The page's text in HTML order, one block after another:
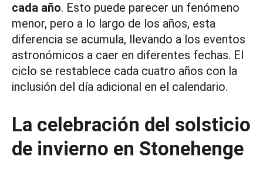
cada año. Esto puede parecer un fenómeno
menor, pero a lo largo de los años, esta
diferencia se acumula, llevando a los eventos
astronómicos a caer en diferentes fechas. El
ciclo se restablece cada cuatro años con la
inclusión del día adicional en el calendario.
La celebración del solsticio
de invierno en Stonehenge